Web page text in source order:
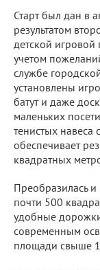
Старт был дан в
результатом
детской
учетом
службе
установлены
батут и даже
маленьких
тенистых навеса
обеспечивает
квадратных
Преобразилась
почти 500
удобные
современным
площади свыше